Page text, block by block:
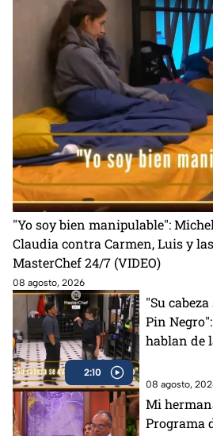
"Yo soy bien manipulable":
Claudia contra Carmen, Luis y
MasterChef 24/7 (VIDEO)
08 agosto, 2026
2:10
"Su
Pin
hablan de
08 agosto,
Mi
Programa